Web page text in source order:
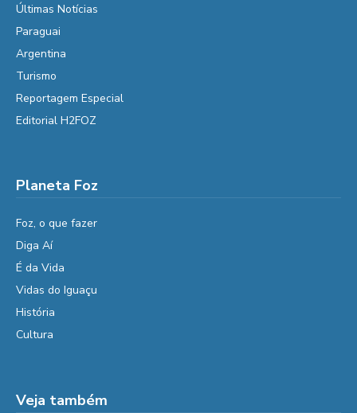
Últimas Notícias
Paraguai
Argentina
Turismo
Reportagem Especial
Editorial H2FOZ
Planeta Foz
Foz, o que fazer
Diga Aí
É da Vida
Vidas do Iguaçu
História
Cultura
Veja também